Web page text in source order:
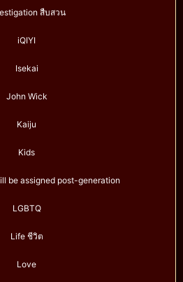
สืบสวน
iQIYI
Isekai
John Wick
Kaiju
Kids
be assigned post-generation
LGBTQ
Life ชีวิต
Love